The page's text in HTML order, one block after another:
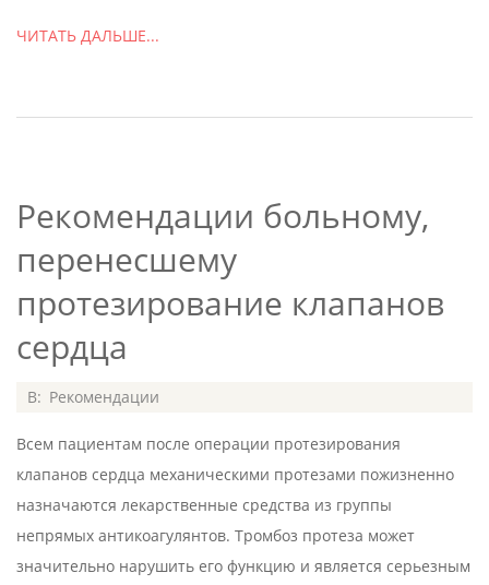
ЧИТАТЬ ДАЛЬШЕ...
Рекомендации больному,
перенесшему
протезирование клапанов
сердца
2020-
08
В: Рекомендации
Всем пациентам после операции протезирования
клапанов сердца механическими протезами пожизненно
назначаются лекарственные средства из группы
непрямых антикоагулянтов. Тромбоз протеза может
значительно нарушить его функцию и является серьезным